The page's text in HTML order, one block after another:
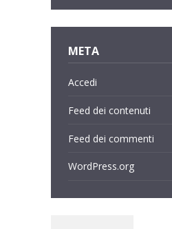
META
Accedi
Feed dei contenuti
Feed dei commenti
WordPress.org